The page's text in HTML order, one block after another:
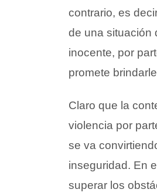
contrario, es
de una situación
inocente, por
promete
Claro que la
violencia por
se va
inseguridad. En
superar los